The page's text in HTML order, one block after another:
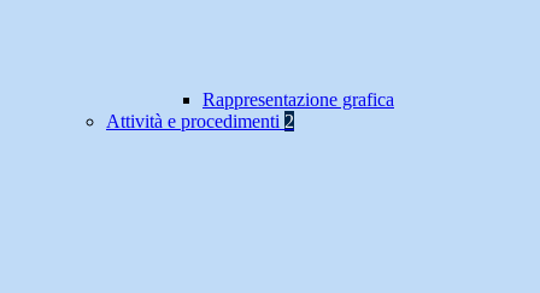
Rappresentazione grafica
Attività e procedimenti 2